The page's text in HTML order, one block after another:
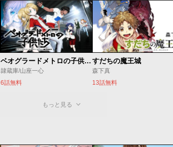
ベオグラードメトロの子供たち
隷蔵庫/山座一心
6話無料
すだちの魔王城
森下真
13話無料
もっと見る